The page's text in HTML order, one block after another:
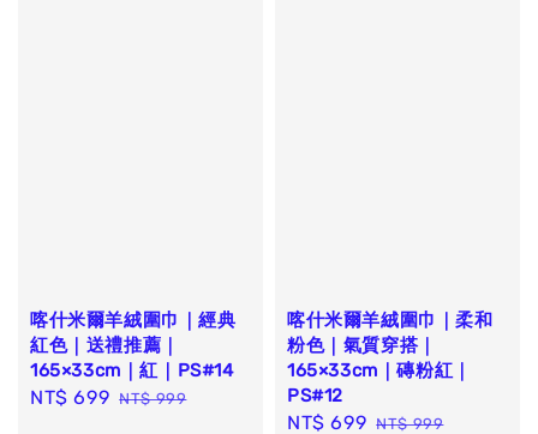
喀什米爾羊絨圍巾｜經典
紅色｜送禮推薦｜
165×33cm｜紅｜PS#14
Sale
NT$ 699 Regular
NT$ 999
喀什米爾羊絨圍巾｜柔和
粉色｜氣質穿搭｜
165×33cm｜磚粉紅｜
PS#12
Sale
NT$ 699 Regular
NT$ 999